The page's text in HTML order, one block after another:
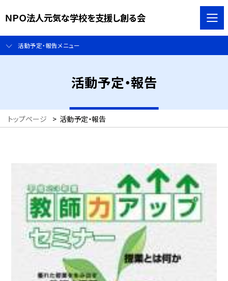
ＮＰＯ法人元気な学校を支援し創る会
活動予定・報告メニュー
活動予定・報告
トップページ > 活動予定・報告